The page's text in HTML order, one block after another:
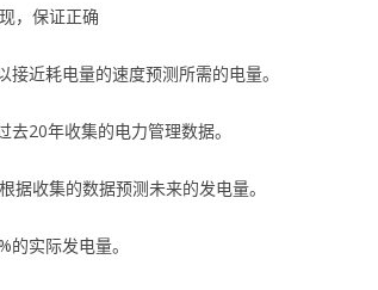
，保证正确
近耗电量的速度预测所需的电量。
20年收集的电力管理数据。
收集的数据预测未来的发电量。
实际发电量。